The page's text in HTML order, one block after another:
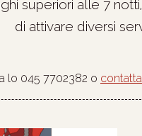
superiori alle 7
di attivare diversi
lo 045 7702382 o